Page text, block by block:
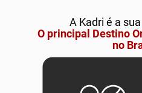
A Kadri é a
O principal Destino
no